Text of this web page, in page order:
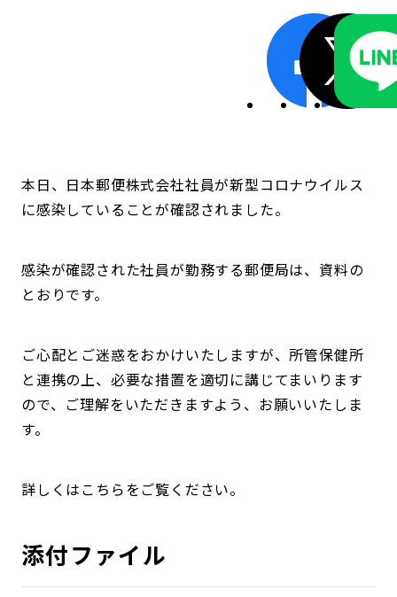
本日、日本郵便株式会社社員が新型コロナウイルス
に感染していることが確認されました。
感染が確認された社員が勤務する郵便局は、資料の
とおりです。
ご心配とご迷惑をおかけいたしますが、所管保健所
と連携の上、必要な措置を適切に講じてまいります
ので、ご理解をいただきますよう、お願いいたしま
す。
詳しくはこちらをご覧ください。
添付ファイル